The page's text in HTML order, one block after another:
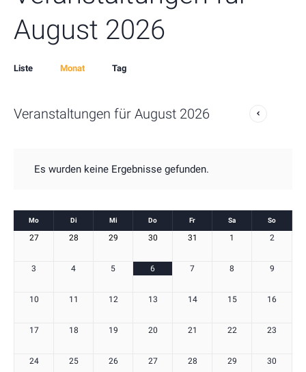
August 2026
Event
Navigation
Liste Monat Tag
Veranstaltungen für August 2026
Es wurden keine Ergebnisse gefunden.
Kalender
Veranstaltungen
Kalender
Veranstaltungen
Mo Di Mi Do Fr Sa So
27 28 29 30 31 1 2
3 4 5 6 7 8 9
10 11 12 13 14 15 16
17 18 19 20 21 22 23
24 25 26 27 28 29 30